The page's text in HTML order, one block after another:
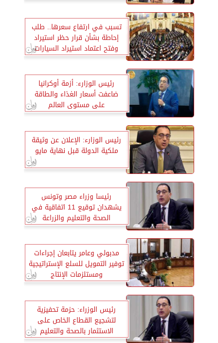
تسبب في ارتفاع سعرها.. طلب
إحاطة بشأن قرار حظر استيراد
وفتح اعتماد استيراد السيارات
الكهربائية المستعملة
رئيس الوزارء: أزمة أوكرانيا
ضاعفت أسعار الغذاء والطاقة
على مستوى العالم
رئيس الوزارء: الإعلان عن وثيقة
ملكية الدولة قبل نهاية مايو
رئيسا وزراء مصر وتونس
يشهدان توقيع 11 اتفاقية في
الصحة والتعليم والزراعة
مدبولي وعامر يتابعان إجراءات
توفير التمويل للسلع الإستراتيجية
ومستلزمات الإنتاج
رئيس الوزراء: حزمة تحفيزية
لتشجيع القطاع الخاص على
الاستثمار بالصحة والتعليم